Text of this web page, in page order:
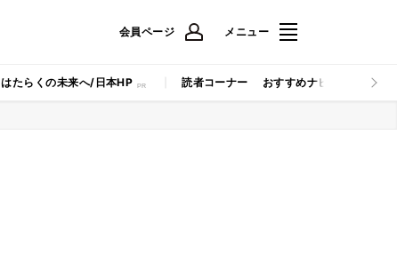
会員ページ メニュー
はたらくの未来へ/日本HP 読者コーナー おすすめナビ マイナビ